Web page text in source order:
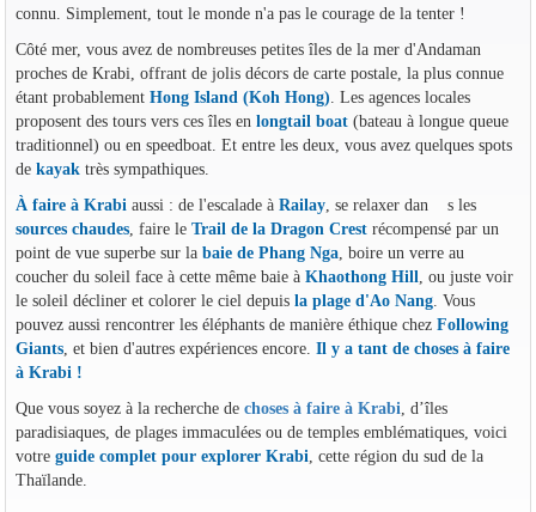
connu. Simplement, tout le monde n'a pas le courage de la tenter !
Côté mer, vous avez de nombreuses petites îles de la mer d'Andaman
proches de Krabi, offrant de jolis décors de carte postale, la plus connue
étant probablement Hong Island (Koh Hong) . Les agences locales
proposent des tours vers ces îles en longtail boat(bateau à longue queue
traditionnel) ou en speedboat. Et entre les deux, vous avez quelques spots
de kayaktrès sympathiques.
À faire à Krabi aussi : de l'escalade à Railay, se relaxer dan s les
sources chaudes, faire le Trail de la Dragon Crestrécompensé par un
point de vue superbe sur la baie de Phang Nga, boire un verre au
coucher du soleil face à cette même baie à Khaothong Hill , ou juste voir
le soleil décliner et colorer le ciel depuis la plage d'Ao Nang. Vous
pouvez aussi rencontrer les éléphants de manière éthique chez Following
Giants, et bien d'autres expériences encore. Il y a tant de choses à faire
à Krabi !
Que vous soyez à la recherche de choses à faire à Krabi , d’îles
paradisiaques, de plages immaculées ou de temples emblématiques, voici
votre guide complet pour explorer Krabi , cette région du sud de la
Thaïlande.